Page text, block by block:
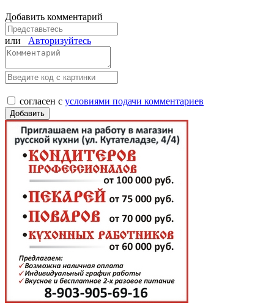
Добавить комментарий
или Авторизуйтесь
согласен с условиями подачи комментариев